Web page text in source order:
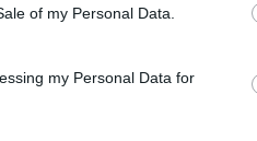
of my Personal Data.
my Personal Data for